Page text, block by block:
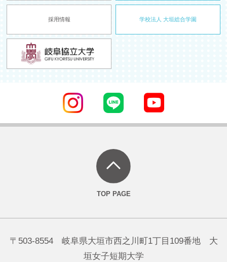
採用情報 学校法人 大垣総合学園
〒503-8554 岐阜県大垣市西之川町1丁目109番地 大
垣女子短期大学